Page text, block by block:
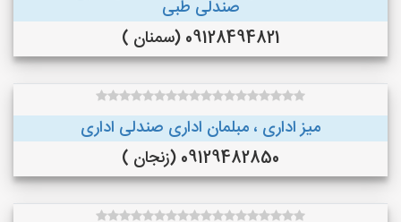
صندلی طبی
09128494821 (سمنان )
میز اداری ، مبلمان اداری صندلی اداری
09129482850 (زنجان )